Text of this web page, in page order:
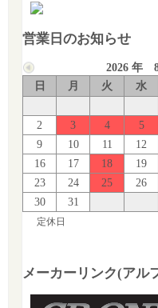
営業日のお知らせ
2026 年
日
月 火 水
2
3 4 5
9
10 11 12
16
17 18 19
23
24 25 26
30
31
定休日
メーカーリンク(アル